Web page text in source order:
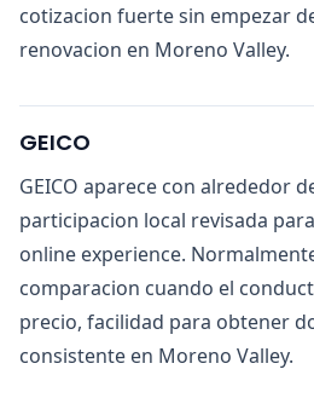
cotizacion fuerte sin empezar
renovacion en Moreno Valley.
GEICO
GEICO aparece con alrededor
participacion local revisada
online experience.
comparacion cuando el
precio, facilidad para obtener
consistente en Moreno Valley.